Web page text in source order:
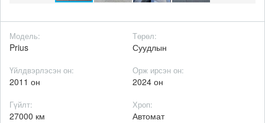
Модель:
Prius
Төрөл:
Суудлын
Үйлдвэрлэсэн он:
2011 он
Орж ирсэн он:
2024 он
Гүйлт:
27000 км
Хроп:
Автомат